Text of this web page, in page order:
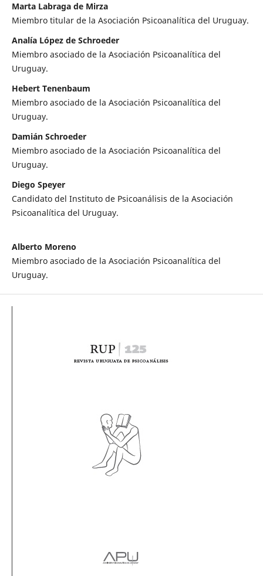
Marta Labraga de Mirza
Miembro titular de la Asociación Psicoanalítica del Uruguay.
Analía López de Schroeder
Miembro asociado de la Asociación Psicoanalítica del
Uruguay.
Hebert Tenenbaum
Miembro asociado de la Asociación Psicoanalítica del
Uruguay.
Damián Schroeder
Miembro asociado de la Asociación Psicoanalítica del
Uruguay.
Diego Speyer
Candidato del Instituto de Psicoanálisis de la Asociación
Psicoanalítica del Uruguay.
Alberto Moreno
Miembro asociado de la Asociación Psicoanalítica del
Uruguay.